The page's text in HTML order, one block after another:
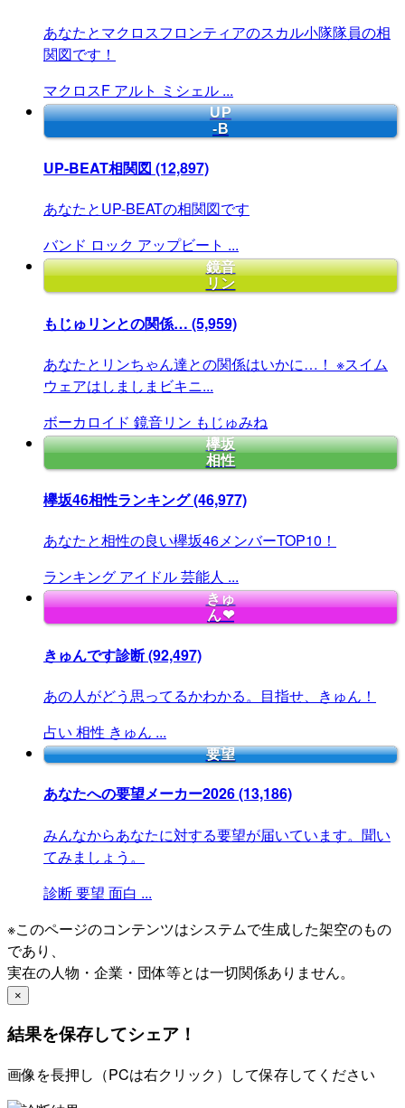
あなたとマクロスフロンティアのスカル小隊隊員の相
関図です！
マクロスF アルト ミシェル ...
UP
-B
UP-BEAT相関図 (12,897)
あなたとUP-BEATの相関図です
バンド ロック アップビート ...
鏡音
リン
もじゅリンとの関係… (5,959)
あなたとリンちゃん達との関係はいかに…！ ※スイム
ウェアはしましまビキニ...
ボーカロイド 鏡音リン もじゅみね
欅坂
相性
欅坂46相性ランキング(46,977)
あなたと相性の良い欅坂46メンバーTOP10！
ランキング アイドル芸能人 ...
きゅ
ん❤
きゅんです診断(92,497)
あの人がどう思ってるかわかる。目指せ、きゅん！
占い 相性 きゅん ...
要望
あなたへの要望メーカー2026(13,186)
みんなからあなたに対する要望が届いています。聞い
てみましょう。
診断要望 面白 ...
※このページのコンテンツはシステムで生成した架空のもの
であり、
実在の人物・企業・団体等とは一切関係ありません。
×
結果を保存してシェア！
画像を長押し（PCは右クリック）して保存してください